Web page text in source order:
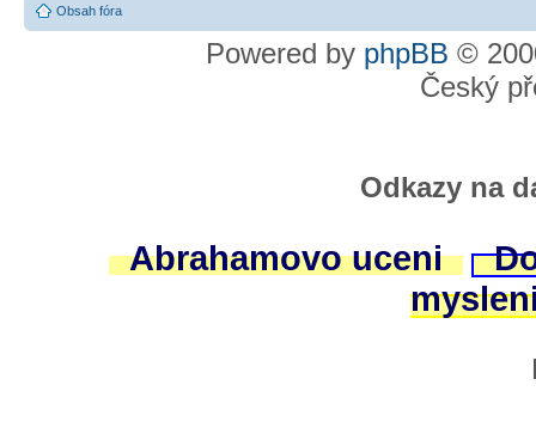
Obsah fóra
Powered by phpBB ©
Český
Odkazy na
Abrahamovo uceni